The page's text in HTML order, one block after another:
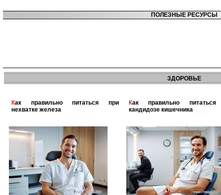
ПОЛЕЗНЫЕ РЕСУРСЫ
ЗДОРОВЬЕ
Как правильно питаться при
нехватке железа
Как правильно питаться при
кандидозе кишечника